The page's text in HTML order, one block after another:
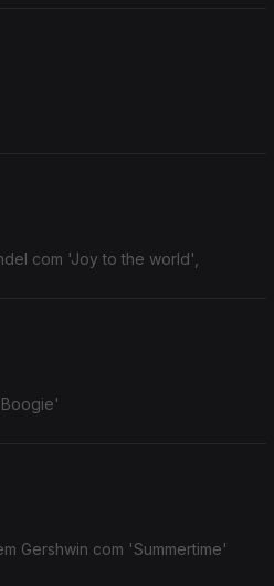
com 'Joy to the world',
Boogie'
Gershwin com 'Summertime'